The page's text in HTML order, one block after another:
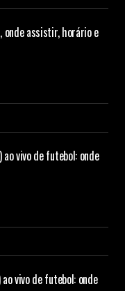
onde assistir, horário e
vivo de futebol: onde
vivo de futebol: onde